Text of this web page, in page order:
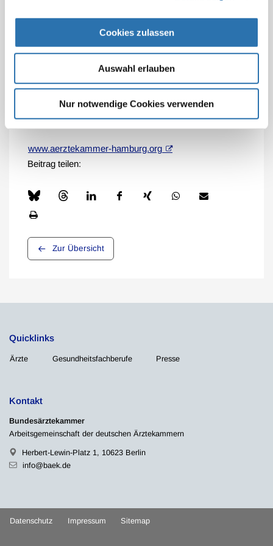
Cookies zulassen
Auswahl erlauben
Nur notwendige Cookies verwenden
dieser Altersgruppe zu verzeichnen. „Wir müssen alles
tun, um Kinder und Jugendliche mehr zu unterstützen
und zu stabilisieren“, sagte Wulff.
begangen. Unter dem Motto „Aktiv werden und
Hoffnung schaffen“ soll in diesem Jahr insbesondere
auf die Suizidprävention in Zeiten globaler Krisen und
Konflikte hingewiesen werden.
www.aerztekammer-hamburg.org
Beitrag teilen:
Zur Übersicht
Quicklinks
Ärzte Gesundheitsfachberufe Presse
Kontakt
Bundesärztekammer
Arbeitsgemeinschaft der deutschen Ärztekammern
Herbert-Lewin-Platz 1, 10623 Berlin
info@baek.de
Datenschutz Impressum Sitemap